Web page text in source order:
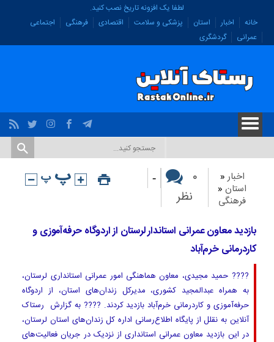
لطفا یک افزونه تاریخ نصب کنید.
خانه
اخبار استان پزشکی و سلامت اقتصادی فرهنگی
اجتماعی
عمرانی
گردشگری
اخبار«
استان «
فرهنگی
۰
نظر
-
بازدید معاون عمرانی استاندار لرستان از اردوگاه حرفه‌آموزی و
کاردرمانی خرم‌آباد
???? حمید مجیدی، معاون هماهنگی امور عمرانی استانداری لرستان،
به همراه عبدالمجید کشوری، مدیرکل زندان‌های استان، از اردوگاه
حرفه‌آموزی و کاردرمانی خرم‌آباد بازدید کردند. ???? به گزارش رستاک
آنلاین به نقلل از پایگاه اطلاع‌رسانی اداره کل زندان‌های استان لرستان،
در این بازدید معاون عمرانی استانداری از نزدیک در جریان فعالیت‌های